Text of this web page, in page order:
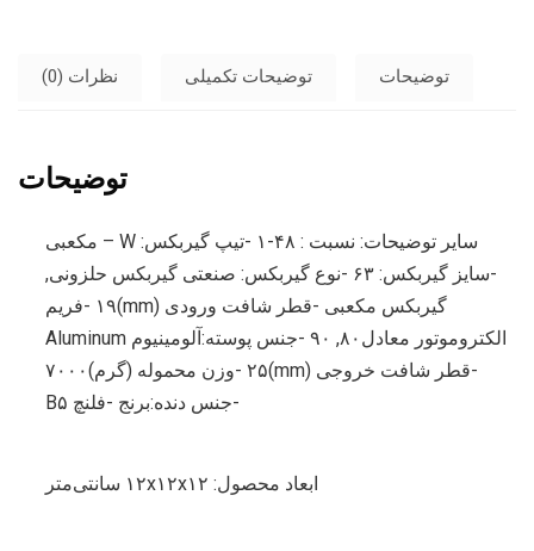
توضیحات توضیحات تکمیلی نظرات (0)
توضیحات
سایر توضیحات: نسبت : ۴۸-۱ -تیپ گیربکس: W – مکعبی
-سایز گیربکس: ۶۳ -نوع گیربکس: صنعتی گیربکس حلزونی,
گیربکس مکعبی -قطر شافت ورودی (mm)۱۹ -فریم
الکتروموتور معادل۸۰, ۹۰ -جنس پوسته:آلومینیوم Aluminum
-قطر شافت خروجی (mm)۲۵ -وزن محموله (گرم)۷۰۰۰
-جنس دنده:برنج -فلنچ B۵
ابعاد محصول: ۱۲x۱۲x۱۲ سانتی‌متر